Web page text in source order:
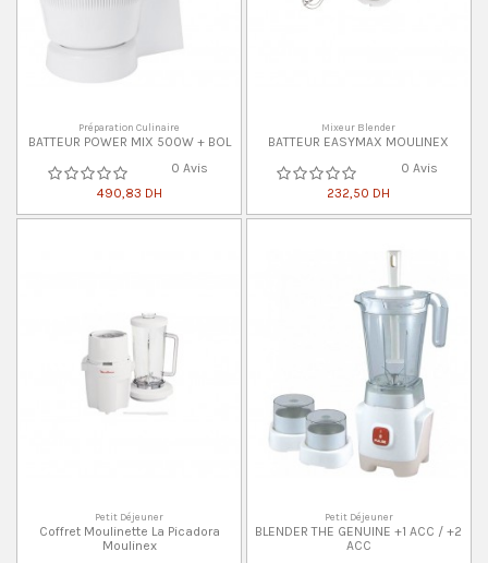
Préparation Culinaire
BATTEUR POWER MIX 500W + BOL
0 Avis
490,83 DH
Mixeur Blender
BATTEUR EASYMAX MOULINEX
0 Avis
232,50 DH
Petit Déjeuner
Coffret Moulinette La Picadora
Moulinex
Petit Déjeuner
BLENDER THE GENUINE +1 ACC / +2
ACC